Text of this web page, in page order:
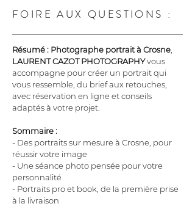
FOIRE AUX QUESTIONS :
Résumé : Photographe portrait à Crosne
LAURENT CAZOT PHOTOGRAPHY vous
accompagne pour créer un portrait qui
vous ressemble, du brief aux retouches,
avec réservation en ligne et conseils
adaptés à votre projet.
Sommaire :
- Des portraits sur mesure à Crosne, pour
réussir votre image
- Une séance photo pensée pour votre
personnalité
- Portraits pro et book, de la première prise
à la livraison